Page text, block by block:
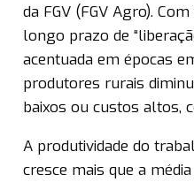
da FGV (FGV Agro).
longo prazo de
acentuada em épocas
produtores rurais
baixos ou custos altos,
A produtividade do
cresce mais que a